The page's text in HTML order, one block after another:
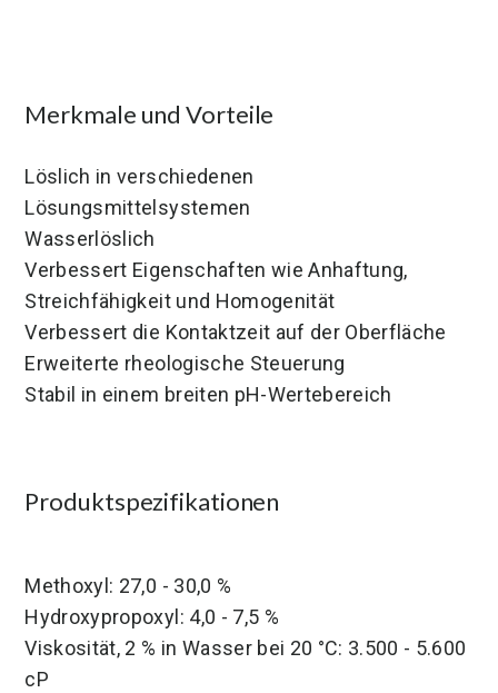
Merkmale und Vorteile
Löslich in verschiedenen
Lösungsmittelsystemen
Wasserlöslich
Verbessert Eigenschaften wie Anhaftung,
Streichfähigkeit und Homogenität
Verbessert die Kontaktzeit auf der Oberfläche
Erweiterte rheologische Steuerung
Stabil in einem breiten pH-Wertebereich
Produktspezifikationen
Methoxyl: 27,0 - 30,0 %
Hydroxypropoxyl: 4,0 - 7,5 %
Viskosität, 2 % in Wasser bei 20 °C: 3.500 - 5.600
cP